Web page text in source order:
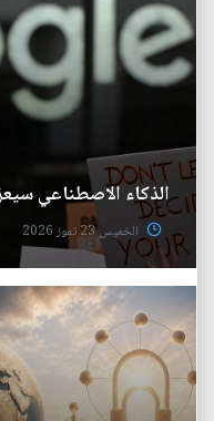
الذكاء الاصطناعي
الخميس 23 تموز 2026